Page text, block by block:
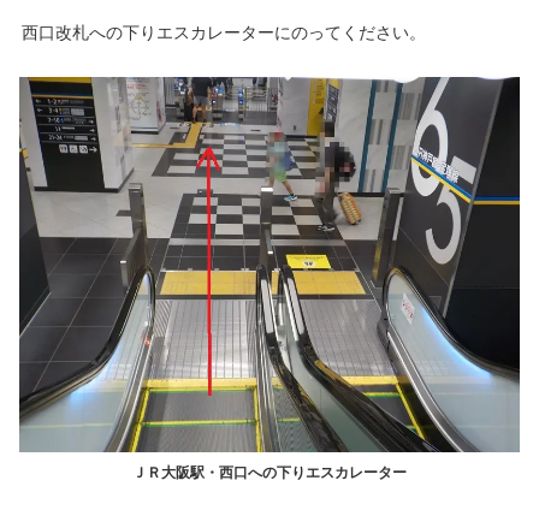
西口改札への下りエスカレーターにのってください。
ＪＲ大阪駅・西口への下りエスカレーター